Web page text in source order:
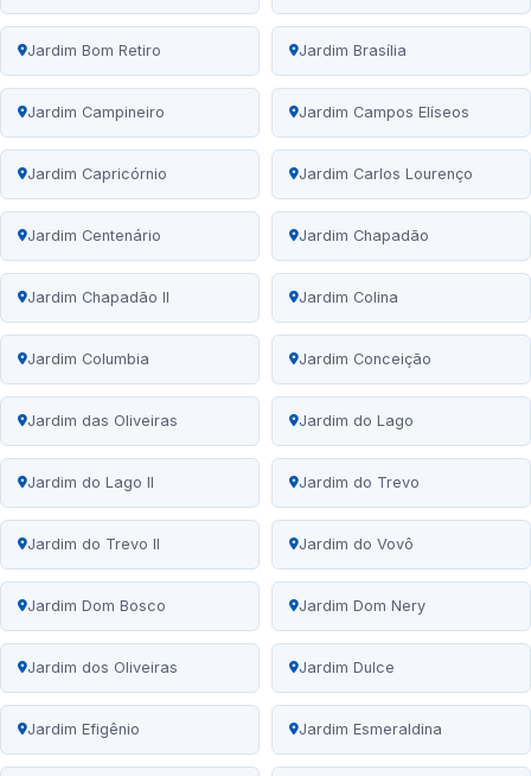
Jardim Bom Retiro Jardim Brasília
Jardim Campineiro Jardim Campos Elíseos
Jardim Capricórnio Jardim Carlos Lourenço
Jardim Centenário Jardim Chapadão
Jardim Chapadão II Jardim Colina
Jardim Columbia Jardim Conceição
Jardim das Oliveiras Jardim do Lago
Jardim do Lago II Jardim do Trevo
Jardim do Trevo II Jardim do Vovô
Jardim Dom Bosco Jardim Dom Nery
Jardim dos Oliveiras Jardim Dulce
Jardim Efigênio Jardim Esmeraldina